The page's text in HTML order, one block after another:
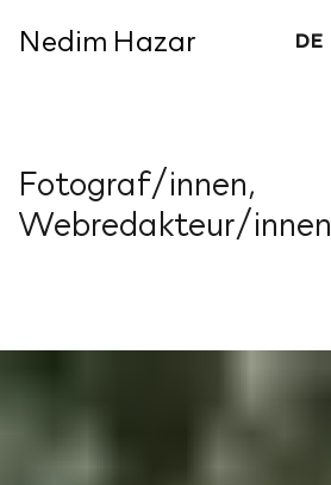
Nedim Hazar DE
Fotograf/innen,
Webredakteur/